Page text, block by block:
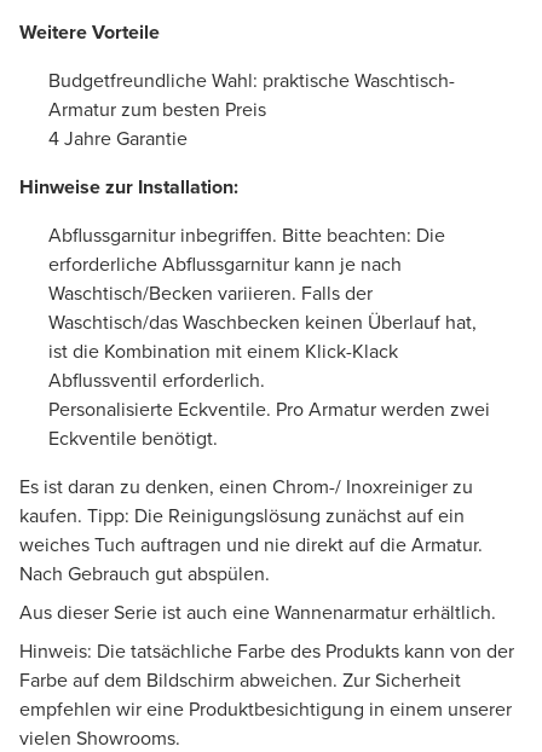
Weitere Vorteile
Budgetfreundliche Wahl: praktische Waschtisch-
Armatur zum besten Preis
4 Jahre Garantie
Hinweise zur Installation:
Abflussgarnitur inbegriffen. Bitte beachten: Die
erforderliche Abflussgarnitur kann je nach
Waschtisch/Becken variieren. Falls der
Waschtisch/das Waschbecken keinen Überlauf hat,
ist die Kombination mit einem Klick-Klack
Abflussventil erforderlich.
Personalisierte Eckventile. Pro Armatur werden zwei
Eckventile benötigt.
Es ist daran zu denken, einen Chrom-/ Inoxreiniger zu
kaufen. Tipp: Die Reinigungslösung zunächst auf ein
weiches Tuch auftragen und nie direkt auf die Armatur.
Nach Gebrauch gut abspülen.
Aus dieser Serie ist auch eine Wannenarmatur erhältlich.
Hinweis: Die tatsächliche Farbe des Produkts kann von der
Farbe auf dem Bildschirm abweichen. Zur Sicherheit
empfehlen wir eine Produktbesichtigung in einem unserer
vielen Showrooms.